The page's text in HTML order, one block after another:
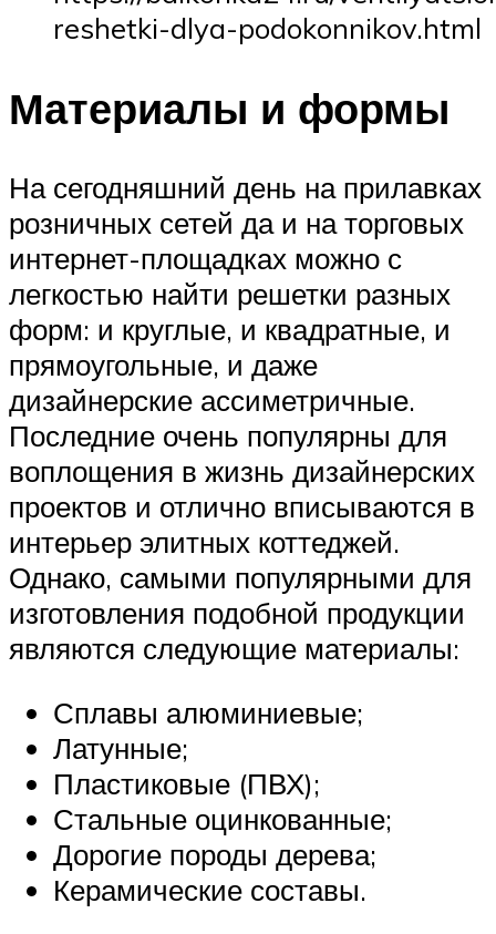
reshetki-dlya-podokonnikov.html
Материалы и формы
На сегодняшний день на прилавках
розничных сетей да и на торговых
интернет-площадках можно с
легкостью найти решетки разных
форм: и круглые, и квадратные, и
прямоугольные, и даже
дизайнерские ассиметричные.
Последние очень популярны для
воплощения в жизнь дизайнерских
проектов и отлично вписываются в
интерьер элитных коттеджей.
Однако, самыми популярными для
изготовления подобной продукции
являются следующие материалы:
Сплавы алюминиевые;
Латунные;
Пластиковые (ПВХ);
Стальные оцинкованные;
Дорогие породы дерева;
Керамические составы.